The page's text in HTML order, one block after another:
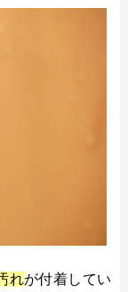
れが付着してい